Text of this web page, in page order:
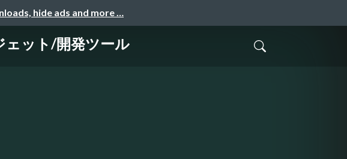
hide ads and more …
ェット/開発ツール